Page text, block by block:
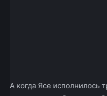
А когда Ясе исполнилось